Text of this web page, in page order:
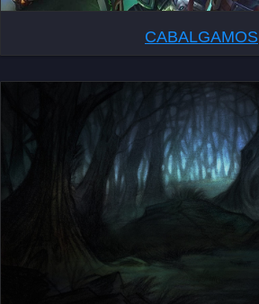
CABALGAMOS